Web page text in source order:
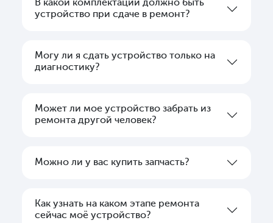
В какой комплектации должно быть
устройство при сдаче в ремонт?
Могу ли я сдать устройство только на
диагностику?
Может ли мое устройство забрать из
ремонта другой человек?
Можно ли у вас купить запчасть?
Как узнать на каком этапе ремонта
сейчас моё устройство?